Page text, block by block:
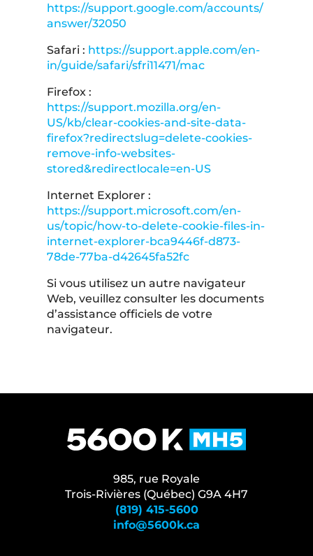
https://support.google.com/accounts/
answer/32050
Safari : https://support.apple.com/en-
in/guide/safari/sfri11471/mac
Firefox :
https://support.mozilla.org/en-
US/kb/clear-cookies-and-site-data-
firefox?redirectslug=delete-cookies-
remove-info-websites-
stored&redirectlocale=en-US
Internet Explorer :
https://support.microsoft.com/en-
us/topic/how-to-delete-cookie-files-in-
internet-explorer-bca9446f-d873-
78de-77ba-d42645fa52fc
Si vous utilisez un autre navigateur
Web, veuillez consulter les documents
d’assistance officiels de votre
navigateur.
985, rue Royale
Trois-Rivières (Québec) G9A 4H7
(819) 415-5600
info@5600k.ca